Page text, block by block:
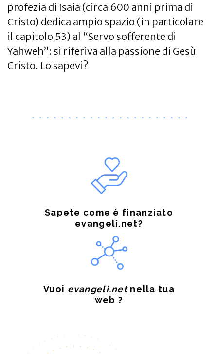
profezia di Isaia (circa 600 anni prima di
Cristo) dedica ampio spazio (in particolare
il capitolo 53) al “Servo sofferente di
Yahweh”: si riferiva alla passione di Gesù
Cristo. Lo sapevi?
Sapete come è finanziato
evangeli.net?
Vuoi evangeli.netnella tua
web ?